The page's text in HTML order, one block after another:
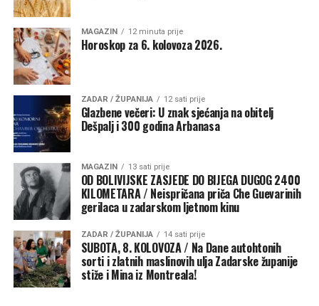
MAGAZIN 12 minuta prije
Horoskop za 6. kolovoza 2026.
ZADAR / ŽUPANIJA 12 sati prije
Glazbene večeri: U znak sjećanja na obitelj
Dešpalj i 300 godina Arbanasa
MAGAZIN 13 sati prije
OD BOLIVIJSKE ZASJEDE DO BIJEGA DUGOG 2400
KILOMETARA / Neispričana priča Che Guevarinih
gerilaca u zadarskom ljetnom kinu
ZADAR / ŽUPANIJA 14 sati prije
SUBOTA, 8. KOLOVOZA / Na Dane autohtonih
sorti i zlatnih maslinovih ulja Zadarske županije
stiže i Mina iz Montreala!